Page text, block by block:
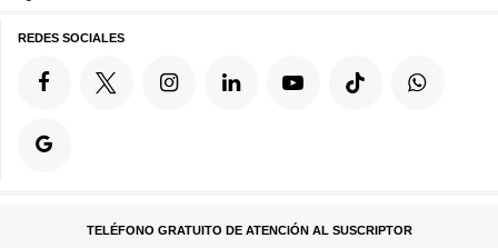
REDES SOCIALES
TELÉFONO GRATUITO DE ATENCIÓN AL SUSCRIPTOR